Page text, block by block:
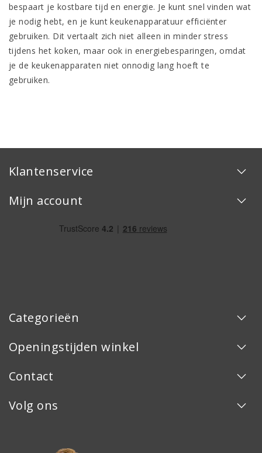
bespaart je kostbare tijd en energie. Je kunt snel vinden wat
je nodig hebt, en je kunt keukenapparatuur efficiënter
gebruiken. Dit vertaalt zich niet alleen in minder stress
tijdens het koken, maar ook in energiebesparingen, omdat
je de keukenapparaten niet onnodig lang hoeft te
gebruiken.
Klantenservice
Mijn account
Categorieën
Openingstijden winkel
Contact
Volg ons